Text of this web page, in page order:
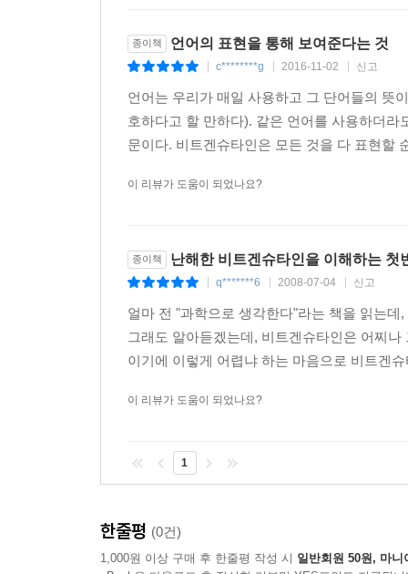
종이책 언어의 표현을 통해 보여준다는 것
c********g 2016-11-02 신고
언어는 우리가 매일 사용하고 그 단어들의 뜻
호하다고 할 만하다). 같은 언어를 사용하더
문이다. 비트겐슈타인은 모든 것을 다 표현할
이 리뷰가 도움이 되었나요?
종이책 난해한 비트겐슈타인을 이해하는 첫
q*******6 2008-07-04 신고
얼마 전 "과학으로 생각한다"라는 책을 읽는
그래도 알아듣겠는데, 비트겐슈타인은 어찌
이기에 이렇게 어렵냐 하는 마음으로 비트겐
이 리뷰가 도움이 되었나요?
1
한줄평 (0건)
1,000원 이상 구매 후 한줄평 작성 시 일반회원 50원, 마니